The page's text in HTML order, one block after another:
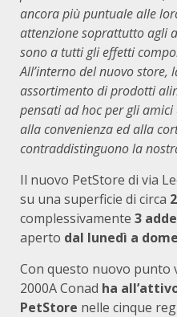
ancora più puntuale alle
attenzione soprattutto agli
sono a tutti gli effetti
All’interno del nuovo
assortimento di prodotti
pensati ad hoc per gli
alla convenienza ed alla
contraddistinguono la
Il nuovo PetStore di via
su una superficie di circa
complessivamente 3
aperto dal lunedì a
Con questo nuovo punto
2000A Conad ha
PetStore nelle cinque